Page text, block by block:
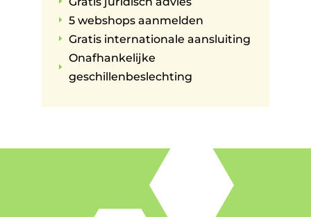
E 5 webshops aanmelden
E Gratis internationale aansluiting
E
Onafhankelijke
geschillenbeslechting